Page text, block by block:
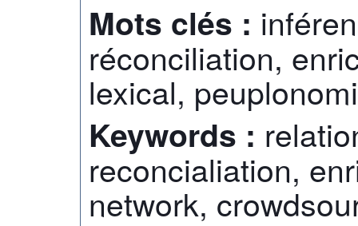
Mots clés :
réconciliation,
lexical,
Keywords :
reconcialiation,
network,